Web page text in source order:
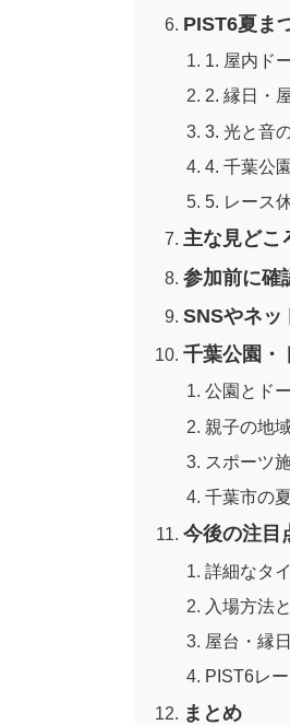
PIST6夏ま
1. 屋内ド
2. 縁日・
3. 光と音
4. 千葉公
5. レース
主な見どこ
参加前に確
SNSやネッ
千葉公園・
公園とド
親子の地
スポーツ
千葉市の
今後の注目
詳細なタ
入場方法
屋台・縁
PIST6レ
まとめ